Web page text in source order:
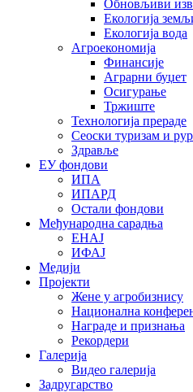
Обновљиви
Екологија
Екологија вода
Агроекономија
Финансије
Аграрни буџет
Осигурање
Тржиште
Технологија прераде
Сеоски туризам и
Здравље
ЕУ фондови
ИПА
ИПАРД
Остали фондови
Међународна сарадња
ЕНАЈ
ИФАЈ
Медији
Пројекти
Жене у агробизнису
Национална
Награде и признања
Рекордери
Галерија
Видео галерија
Задругарство